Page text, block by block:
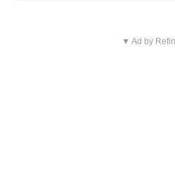
▼ Ad by